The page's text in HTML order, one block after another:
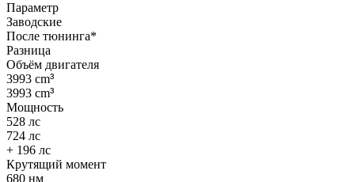
Параметр
Заводские
После тюнинга*
Разница
Объём двигателя
3993 cm³
3993 cm³
Мощность
528 лс
724 лс
+ 196 лс
Крутящий момент
680 нм